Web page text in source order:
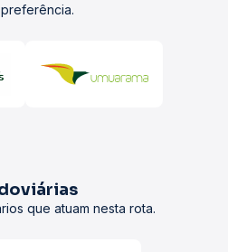
que atuam nesta rota.